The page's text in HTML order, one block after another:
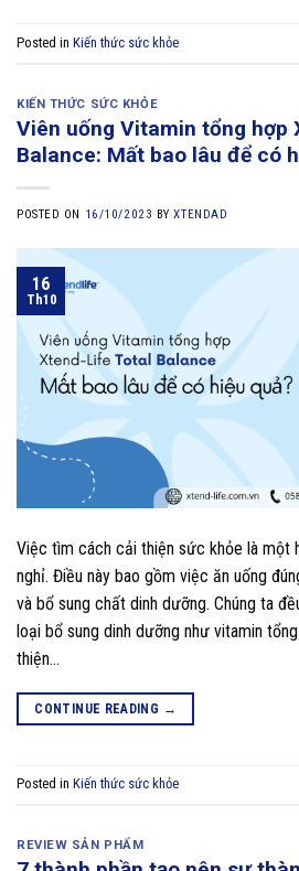
Posted in Kiến thức sức khỏe
KIẾN THỨC SỨC KHỎE
Viên uống Vitamin tổng hợp
Balance: Mất bao lâu để có
POSTED ON 16/10/2023 BYXTENDAD
16
Th10
Việc tìm cách cải thiện sức khỏe là một
nghỉ. Điều này bao gồm việc ăn uống
và bổ sung chất dinh dưỡng. Chúng ta
loại bổ sung dinh dưỡng như vitamin
thiện…
CONTINUE READING →
Posted in Kiến thức sức khỏe
REVIEW SẢN PHẨM